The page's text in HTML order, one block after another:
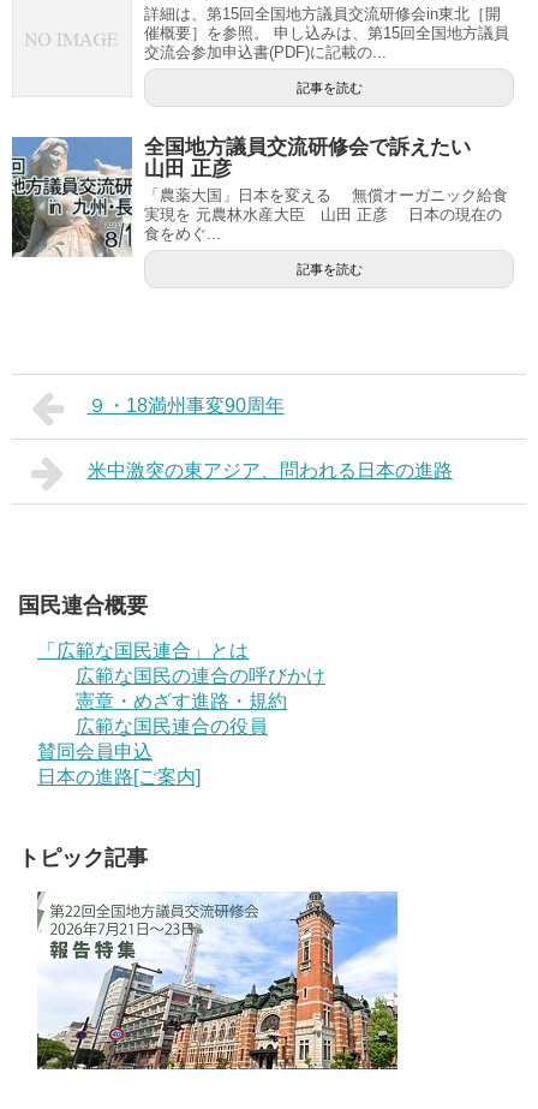
詳細は、第15回全国地方議員交流研修会in東北［開
催概要］を参照。 申し込みは、第15回全国地方議員
交流会参加申込書(PDF)に記載の...
記事を読む
全国地方議員交流研修会で訴えたい
山田 正彦
「農薬大国」日本を変える 無償オーガニック給食
実現を 元農林水産大臣 山田 正彦 日本の現在の
食をめぐ...
記事を読む
９・18満州事変90周年
米中激突の東アジア、問われる日本の進路
国民連合概要
「広範な国民連合」とは
広範な国民の連合の呼びかけ
憲章・めざす進路・規約
広範な国民連合の役員
賛同会員申込
日本の進路[ご案内]
トピック記事